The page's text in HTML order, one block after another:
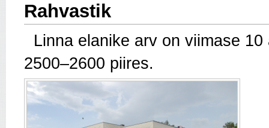
Rahvastik
Linna elanike arv on viimase
2500–2600 piires.